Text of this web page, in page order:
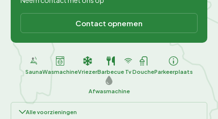
Contact opnemen
SaunaWasmachineVriezerBarbecue TvDoucheParkeerplaats
Afwasmachine
Alle voorzieningen